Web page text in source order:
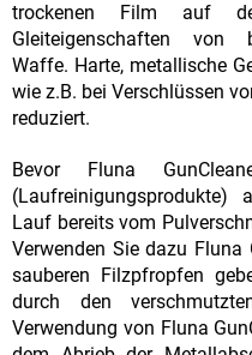
trockenen Film auf
Gleiteigenschaften
Waffe. Harte, metallische
wie z.B. bei Verschlüssen
reduziert.
Bevor Fluna
(Laufreinigungsprodukte)
Lauf bereits vom
Verwenden Sie dazu Fluna
sauberen Filzpfropfen
durch den
Verwendung von Fluna